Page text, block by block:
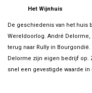
Het Wijnhuis
De geschiedenis van het huis
Wereldoorlog. André
terug naar Rully in
Delorme zijn eigen bedrijf op.
snel een gevestigde waarde in